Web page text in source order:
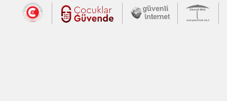
Dış Bağlantılar
Cumhurbaşkanlığı İletişim Merkezi
Çocuklar Güvende (yeni
Güvenli